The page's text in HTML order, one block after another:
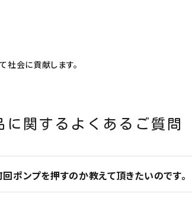
社会に貢献します。
に関するよくあるご質問
ポンプを押すのか教えて頂きたいのです。